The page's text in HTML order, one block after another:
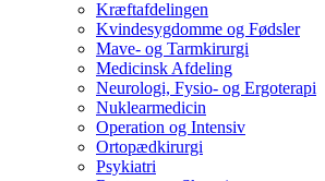
Kræftafdelingen
Kvindesygdomme og Fødsler
Mave- og Tarmkirurgi
Medicinsk Afdeling
Neurologi, Fysio- og Ergoterapi
Nuklearmedicin
Operation og Intensiv
Ortopædkirurgi
Psykiatri